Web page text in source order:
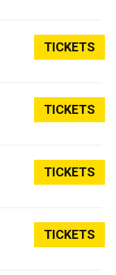
TICKETS
TICKETS
TICKETS
TICKETS